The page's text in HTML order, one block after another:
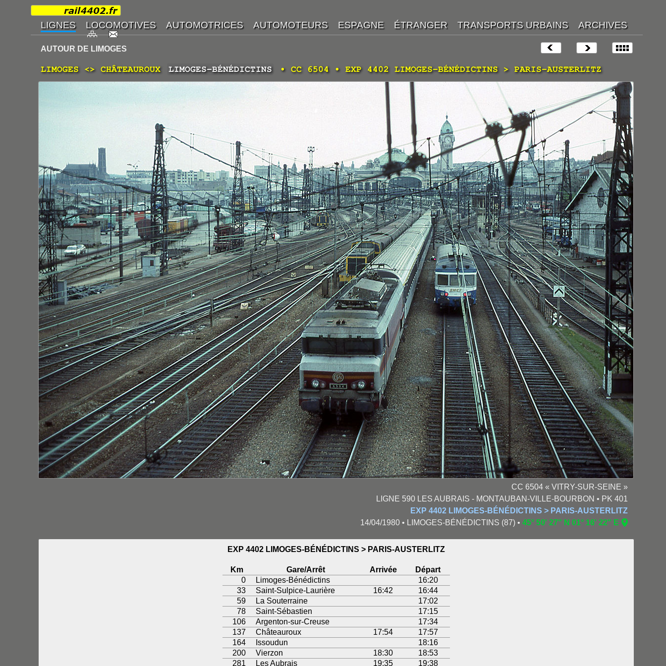
AUTOUR DE LIMOGES
LIMOGES <> CHÂTEAUROUX LIMOGES-BÉNÉDICTINS • CC 6504 • EXP 4402 LIMOGES-BÉNÉDICTINS > PARIS-AUSTERLITZ
CC 6504 « VITRY-SUR-SEINE »
LIGNE 590 LES AUBRAIS - MONTAUBAN-VILLE-BOURBON • PK 401
EXP 4402 LIMOGES-BÉNÉDICTINS > PARIS-AUSTERLITZ
14/04/1980 • LIMOGES-BÉNÉDICTINS (87) • 45° 50' 27" N 01° 16' 22" E
EXP 4402 LIMOGES-BÉNÉDICTINS > PARIS-AUSTERLITZ
Km Gare/Arrêt Arrivée
Départ
0
Limoges-Bénédictins
16:20
33
Saint-Sulpice-Laurière 16:42
16:44
59
La Souterraine
17:02
78
Saint-Sébastien
17:15
106
Argenton-sur-Creuse
17:34
137
Châteauroux 17:54
17:57
164
Issoudun
18:16
200
Vierzon 18:30
18:53
281
Les Aubrais 19:35 19:38